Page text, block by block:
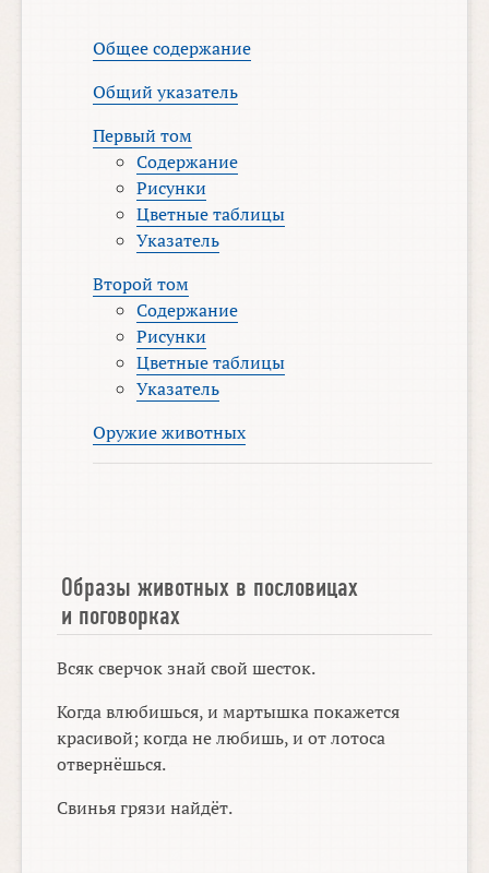
Общее содержание
Общий указатель
Первый том
Содержание
Рисунки
Цветные таблицы
Указатель
Второй том
Содержание
Рисунки
Цветные таблицы
Указатель
Оружие животных
Образы животных в пословицах
и поговорках
Всяк сверчок знай свой шесток.
Когда влюбишься, и мартышка покажется
красивой; когда не любишь, и от лотоса
отвернёшься.
Свинья грязи найдёт.